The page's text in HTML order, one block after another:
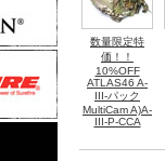
数量限定特
価！！
10%OFF
ATLAS46 A-
III-パック
MultiCam A)A-
III-P-CCA